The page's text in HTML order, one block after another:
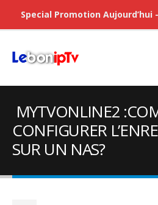
MYTVONLINE2
CONFIGURER
SUR UN NAS?
Special Promotion Aujourd’hui